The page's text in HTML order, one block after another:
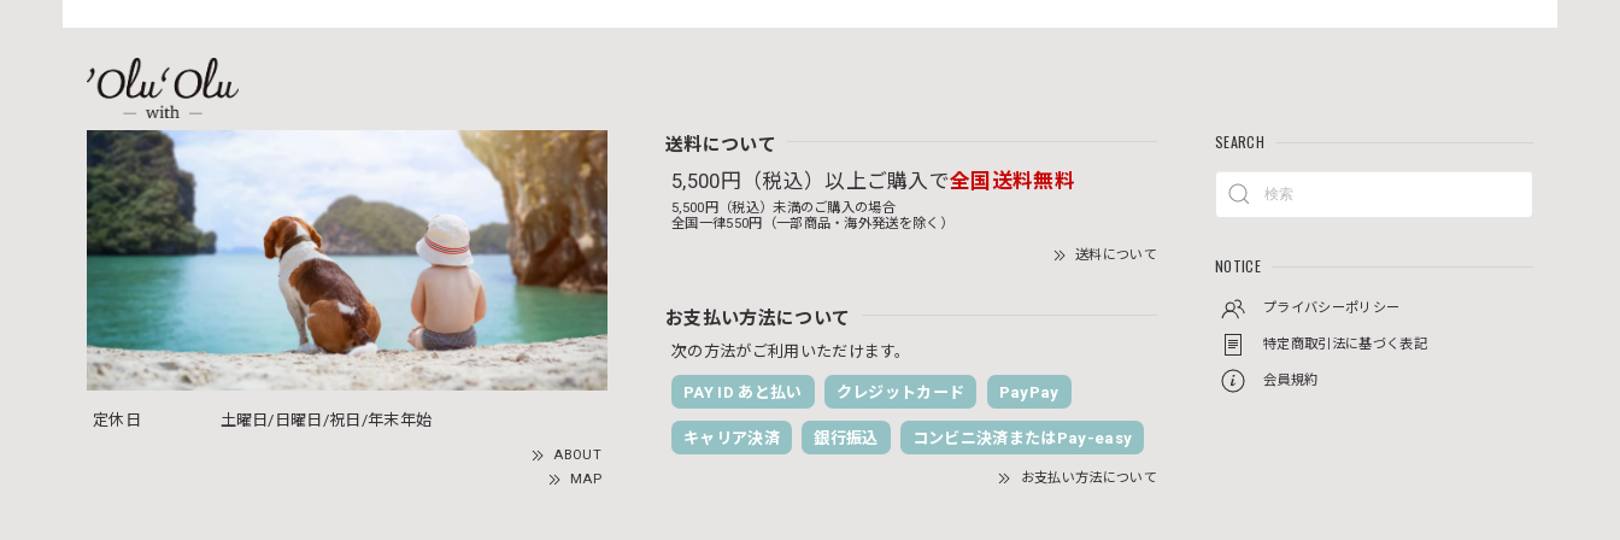
定休日 土曜日/日曜日/祝日/年末年始
ABOUT
MAP
送料について
5,500円（税込）以上ご購入で全国送料無料
5,500円（税込）未満のご購入の場合
全国一律550円（一部商品・海外発送を除く）
送料について
お支払い方法について
次の方法がご利用いただけます。
PAY ID あと払い クレジットカード PayPay
キャリア決済 銀行振込 コンビニ決済またはPay-easy
お支払い方法について
SEARCH
NOTICE
プライバシーポリシー
特定商取引法に基づく表記
会員規約